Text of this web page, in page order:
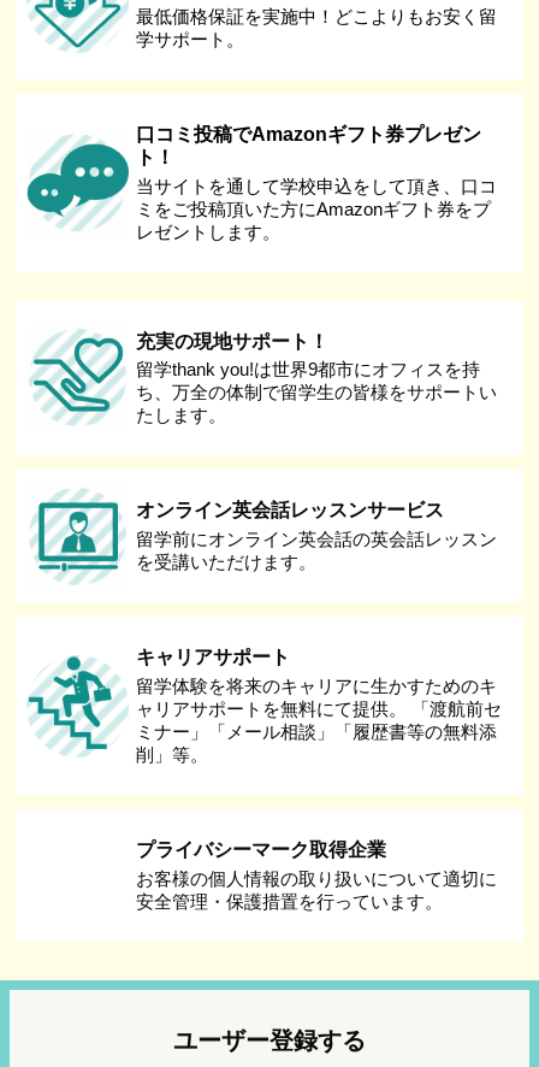
最低価格保証を実施中！どこよりもお安く留
学サポート。
口コミ投稿でAmazonギフト券プレゼン
ト！
当サイトを通して学校申込をして頂き、口コ
ミをご投稿頂いた方にAmazonギフト券をプ
レゼントします。
充実の現地サポート！
留学thank you!は世界9都市にオフィスを持
ち、万全の体制で留学生の皆様をサポートい
たします。
オンライン英会話レッスンサービス
留学前にオンライン英会話の英会話レッスン
を受講いただけます。
キャリアサポート
留学体験を将来のキャリアに生かすためのキ
ャリアサポートを無料にて提供。 「渡航前セ
ミナー」「メール相談」「履歴書等の無料添
削」等。
プライバシーマーク取得企業
お客様の個人情報の取り扱いについて適切に
安全管理・保護措置を行っています。
ユーザー登録する